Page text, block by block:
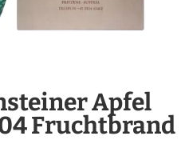
Apfel
Fruchtbrand